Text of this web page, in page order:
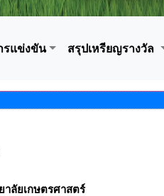
รแข่งขัน สรุปเหรียญรางวัล
าลัยเกษตรศาสตร์